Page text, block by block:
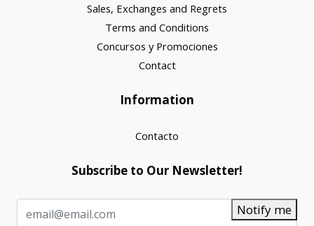
Sales, Exchanges and Regrets
Terms and Conditions
Concursos y Promociones
Contact
Information
Contacto
Subscribe to Our Newsletter!
Notify me